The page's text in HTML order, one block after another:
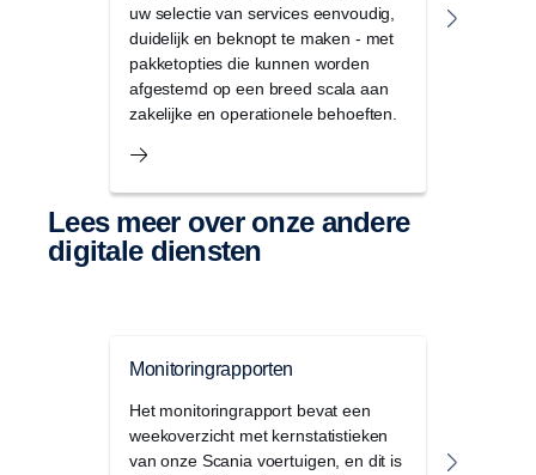
uw selectie van services eenvoudig,
duidelijk en beknopt te maken - met
pakketopties die kunnen worden
afgestemd op een breed scala aan
zakelijke en operationele behoeften.
Lees meer over onze andere
digitale diensten
Monitoringrapporten
Het monitoringrapport bevat een
weekoverzicht met kernstatistieken
van onze Scania voertuigen, en dit is